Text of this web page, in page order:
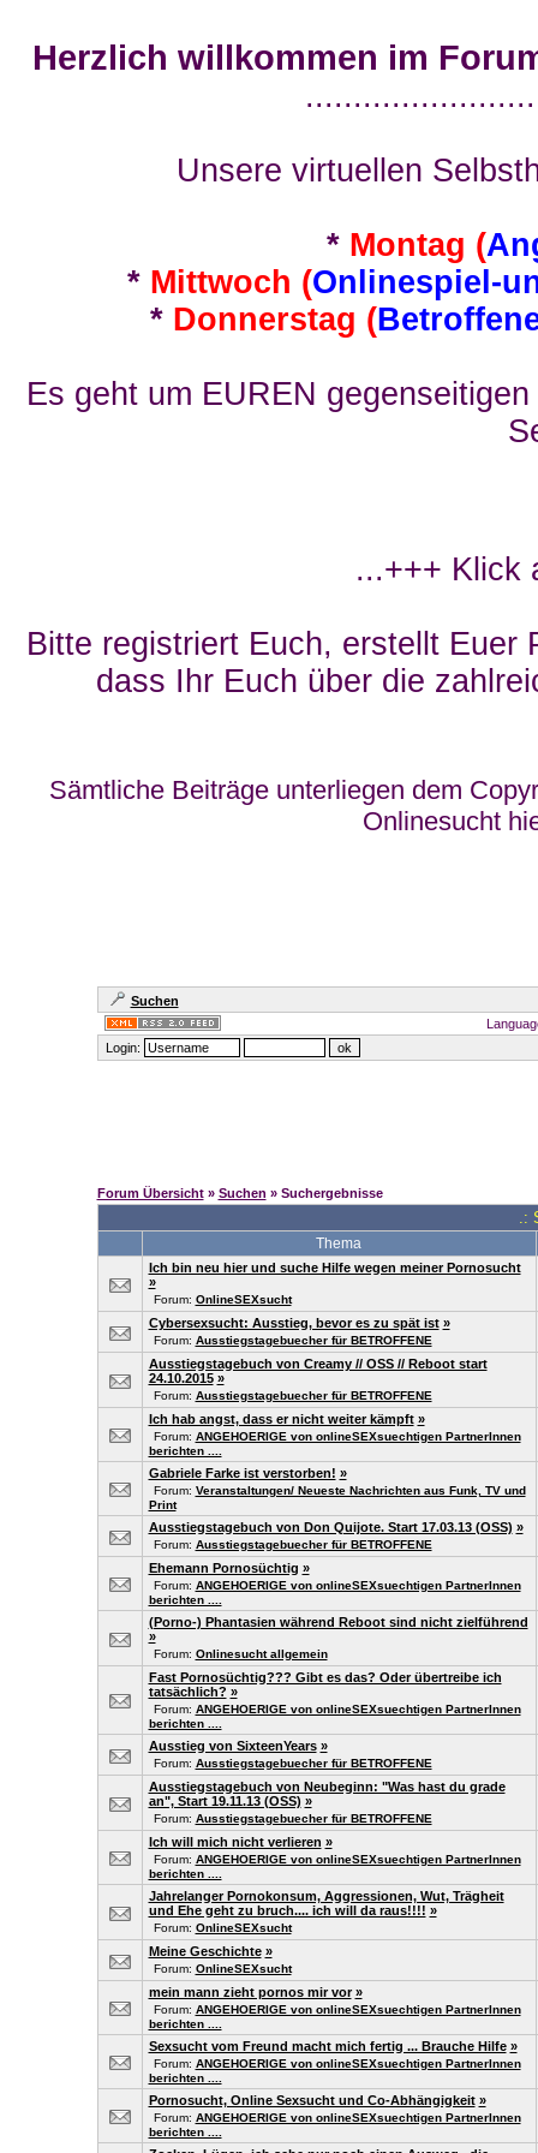
Herzlich willkommen im
Unsere virtuellen
* Montag (
* Mittwoch (Onlinespiel-
* Donnerstag (
Es geht um EUREN
...+++ Klick
Bitte registriert Euch, erstellt Euer
dass Ihr Euch über die
Sämtliche Beiträge unterliegen dem
Onlinesucht
Suchen
Login:
Forum Übersicht» Suchen » Suchergebnisse
.:
Thema
Ich bin neu hier und suche Hilfe wegen meiner Pornosucht
»
Forum: OnlineSEXsucht
Cybersexsucht: Ausstieg, bevor es zu spät ist »
Forum: Ausstiegstagebuecher für BETROFFENE
Ausstiegstagebuch von Creamy // OSS // Reboot start
24.10.2015 »
Forum: Ausstiegstagebuecher für BETROFFENE
Ich hab angst, dass er nicht weiter kämpft »
Forum: ANGEHOERIGE von onlineSEXsuechtigen PartnerInnen
berichten ....
Gabriele Farke ist verstorben! »
Forum: Veranstaltungen/ Neueste Nachrichten aus Funk, TV und
Print
Ausstiegstagebuch von Don Quijote. Start 17.03.13 (OSS) »
Forum: Ausstiegstagebuecher für BETROFFENE
Ehemann Pornosüchtig »
Forum: ANGEHOERIGE von onlineSEXsuechtigen PartnerInnen
berichten ....
(Porno-) Phantasien während Reboot sind nicht zielführend
»
Forum: Onlinesucht allgemein
Fast Pornosüchtig??? Gibt es das? Oder übertreibe ich
tatsächlich? »
Forum: ANGEHOERIGE von onlineSEXsuechtigen PartnerInnen
berichten ....
Ausstieg von SixteenYears »
Forum: Ausstiegstagebuecher für BETROFFENE
Ausstiegstagebuch von Neubeginn: "Was hast du grade
an", Start 19.11.13 (OSS) »
Forum: Ausstiegstagebuecher für BETROFFENE
Ich will mich nicht verlieren »
Forum: ANGEHOERIGE von onlineSEXsuechtigen PartnerInnen
berichten ....
Jahrelanger Pornokonsum, Aggressionen, Wut, Trägheit
und Ehe geht zu bruch.... ich will da raus!!!! »
Forum: OnlineSEXsucht
Meine Geschichte »
Forum: OnlineSEXsucht
mein mann zieht pornos mir vor »
Forum: ANGEHOERIGE von onlineSEXsuechtigen PartnerInnen
berichten ....
Sexsucht vom Freund macht mich fertig ... Brauche Hilfe »
Forum: ANGEHOERIGE von onlineSEXsuechtigen PartnerInnen
berichten ....
Pornosucht, Online Sexsucht und Co-Abhängigkeit »
Forum: ANGEHOERIGE von onlineSEXsuechtigen PartnerInnen
berichten ....